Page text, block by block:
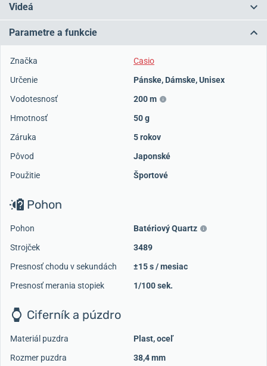
Videá
Parametre a funkcie
Značka
Casio
Určenie
Pánske, Dámske,Unisex
Vodotesnosť
200 m
Hmotnosť
50 g
Záruka
5 rokov
Pôvod
Japonské
Použitie
Športové
Pohon
Pohon
Batériový Quartz
Strojček
3489
Presnosť chodu v sekundách
±15 s / mesiac
Presnosť merania stopiek
1/100 sek.
Ciferník a púzdro
Materiál puzdra
Plast, oceľ
Rozmer puzdra
38,4 mm